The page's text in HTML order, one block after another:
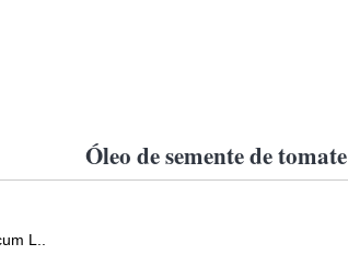
Óleo de semente de tomate
L..